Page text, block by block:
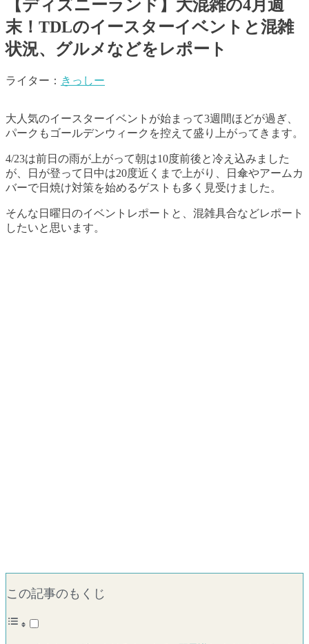
【ディズニーランド】大混雑の4月週
末！TDLのイースターイベントと混雑
状況、グルメなどをレポート
ライター： きっしー
大人気のイースターイベントが始まって3週間ほどが過ぎ、
パークもゴールデンウィークを控えて盛り上がってきます。
4/23は前日の雨が上がって朝は10度前後と冷え込みました
が、日が登って日中は20度近くまで上がり、日傘やアームカ
バーで日焼け対策を始めるゲストも多く見受けました。
そんな日曜日のイベントレポートと、混雑具合などレポート
したいと思います。
この記事のもくじ